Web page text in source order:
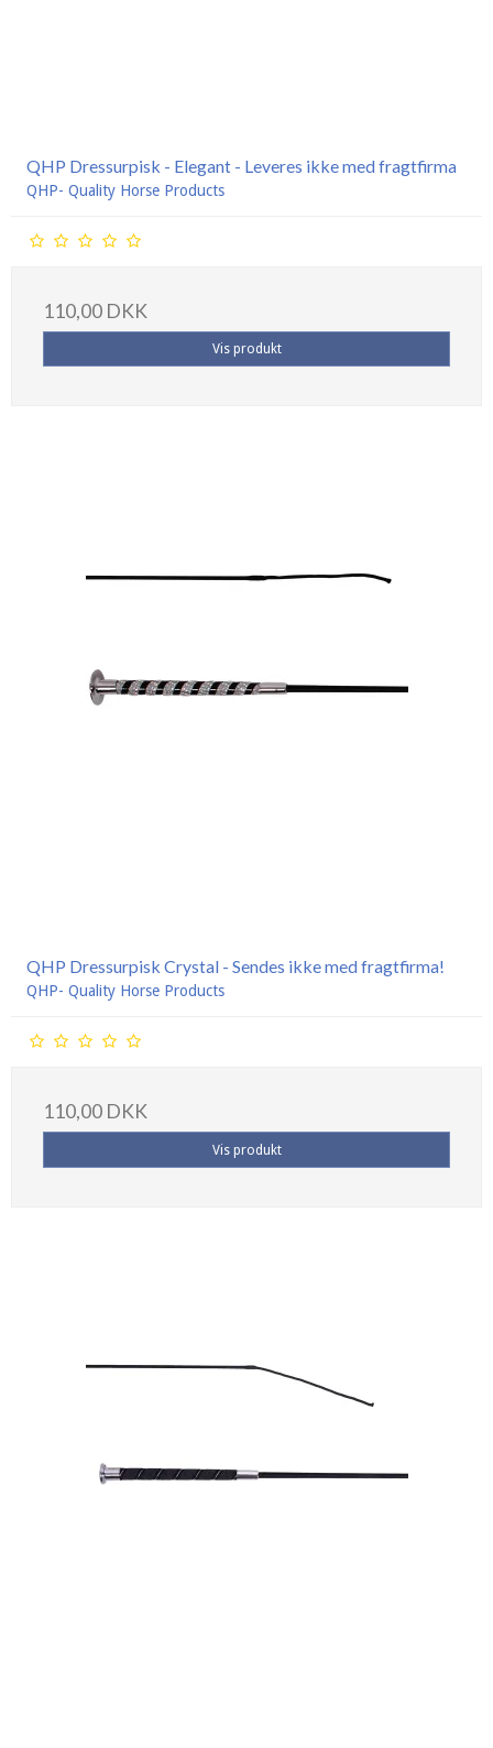
QHP Dressurpisk - Elegant - Leveres ikke med fragtfirma
QHP- Quality Horse Products
110,00 DKK
Vis produkt
QHP Dressurpisk Crystal - Sendes ikke med fragtfirma!
QHP- Quality Horse Products
110,00 DKK
Vis produkt